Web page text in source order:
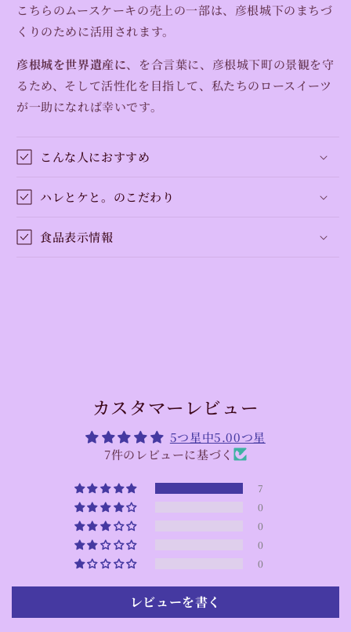
こちらのムースケーキの売上の一部は、彦根城下のまちづ
くりのために活用されます。
彦根城を世界遺産に、を合言葉に、彦根城下町の景観を守
るため、そして活性化を目指して、私たちのロースイーツ
が一助になれば幸いです。
こんな人におすすめ
ハレとケと。のこだわり
食品表示情報
カスタマーレビュー
5つ星中5.00つ星
7件のレビューに基づく
7
0
0
0
0
レビューを書く